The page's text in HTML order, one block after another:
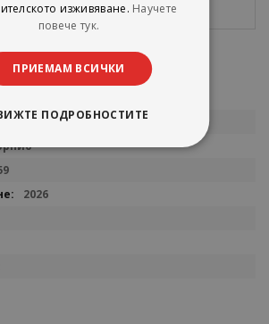
2026
изживяване. Научете
повече тук.
ПРИЕМАМ ВСИЧКИ
ПОДРОБНОСТИТЕ